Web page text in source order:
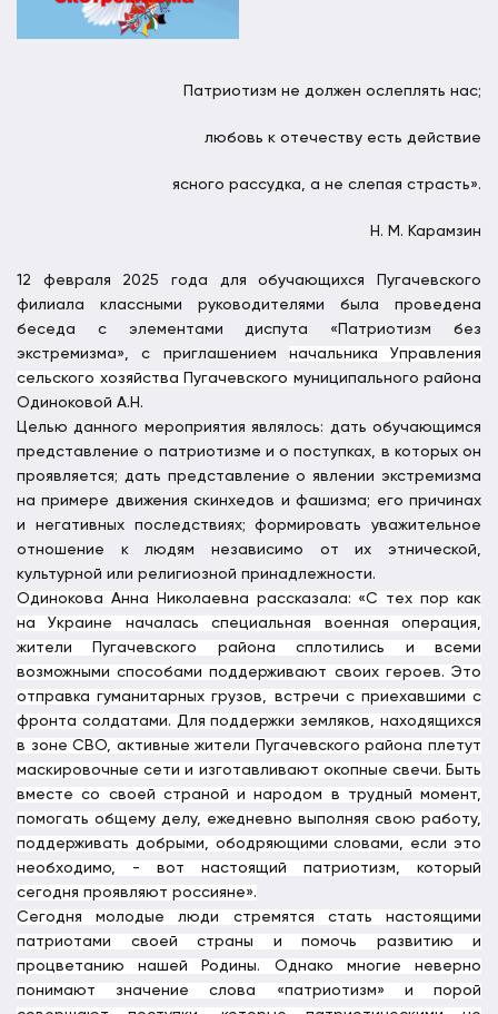
Патриотизм не должен ослеплять нас;
любовь к отечеству есть действие
ясного рассудка, а не слепая страсть».
Н. М. Карамзин
12 февраля 2025 года для обучающихся Пугачевского
филиала классными руководителями была проведена
беседа с элементами диспута «Патриотизм без
экстремизма», с приглашением начальника Управления
сельского хозяйства Пугачевского муниципального района
Одиноковой А.Н.
Целью данного мероприятия являлось: дать обучающимся
представление о патриотизме и о поступках, в которых он
проявляется; дать представление о явлении экстремизма
на примере движения скинхедов и фашизма; его причинах
и негативных последствиях; формировать уважительное
отношение к людям независимо от их этнической,
культурной или религиозной принадлежности.
Одинокова Анна Николаевна рассказала: «С тех пор как
на Украине началась специальная военная операция,
жители Пугачевского района сплотились и всеми
возможными способами поддерживают своих героев. Это
отправка гуманитарных грузов, встречи с приехавшими с
фронта солдатами. Для поддержки земляков, находящихся
в зоне СВО, активные жители Пугачевского района плетут
маскировочные сети и изготавливают окопные свечи. Быть
вместе со своей страной и народом в трудный момент,
помогать общему делу, ежедневно выполняя свою работу,
поддерживать добрыми, ободряющими словами, если это
необходимо, - вот настоящий патриотизм, который
сегодня проявляют россияне».
Сегодня молодые люди стремятся стать настоящими
патриотами своей страны и помочь развитию и
процветанию нашей Родины. Однако многие неверно
понимают значение слова «патриотизм» и порой